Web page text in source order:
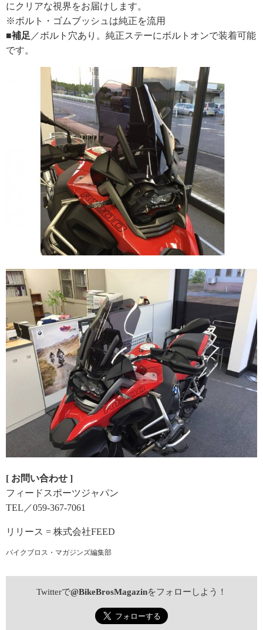
にクリアな視界をお届けします。
※ボルト・ゴムブッシュは純正を流用
■補足 ／ボルト穴あり。純正ステーにボルトオンで装着可能
です。
[ お問い合わせ ]
フィードスポーツジャパン
TEL／059-367-7061
リリース = 株式会社FEED
バイクブロス・マガジンズ編集部
Twitterで@BikeBrosMagazinをフォローしよう！